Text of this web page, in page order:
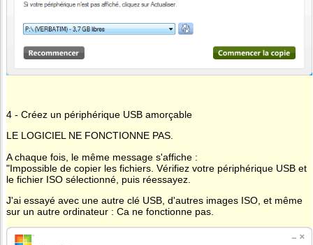
4 - Créez un périphérique USB amorçable
LE LOGICIEL NE FONCTIONNE PAS.
A chaque fois, le même message s'affiche :
"Impossible de copier les fichiers. Vérifiez votre périphérique USB et
le fichier ISO sélectionné, puis réessayez.
J'ai essayé avec une autre clé USB, d'autres images ISO, et même
sur un autre ordinateur : Ca ne fonctionne pas.